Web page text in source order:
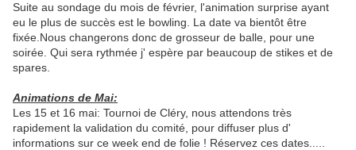
Suite au sondage du mois de février, l'animation surprise ayant
eu le plus de succès est le bowling. La date va bientôt être
fixée.Nous changerons donc de grosseur de balle, pour une
soirée. Qui sera rythmée j' espère par beaucoup de stikes et de
spares.
Animations de Mai:
Les 15 et 16 mai: Tournoi de Cléry, nous attendons très
rapidement la validation du comité, pour diffuser plus d'
informations sur ce week end de folie ! Réservez ces dates.....